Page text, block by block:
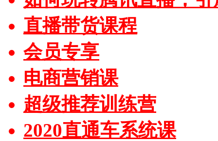
直播带货课程
会员专享
电商营销课
超级推荐训练营
2020直通车系统课